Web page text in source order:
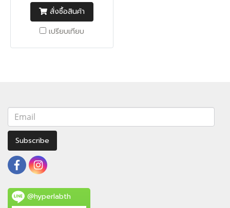
สั่งซื้อสินค้า
เปรียบเทียบ
Subscribe
@hyperlabth